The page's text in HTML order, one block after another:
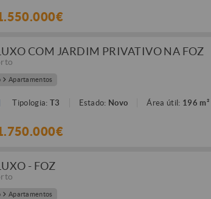
COM JARDIM PRIVATIVO NA FOZ
Apartamentos
Tipologia: T3 Estado: Novo Área útil: 196 m²
- FOZ
Apartamentos